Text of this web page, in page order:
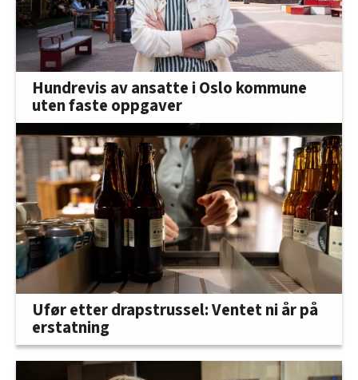
Hundrevis av ansatte i Oslo kommune
uten faste oppgaver
Ufør etter drapstrussel: Ventet ni år på
erstatning